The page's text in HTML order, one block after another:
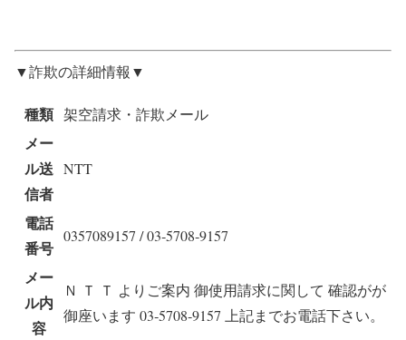
▼詐欺の詳細情報▼
種類 架空請求・詐欺メール
メー
ル送
信者
NTT
電話
番号
0357089157 / 03‐5708‐9157
メー
ル内
容
Ｎ Ｔ Ｔ よりご案内 御使用請求に関して 確認がが
御座います 03‐5708‐9157 上記までお電話下さい。